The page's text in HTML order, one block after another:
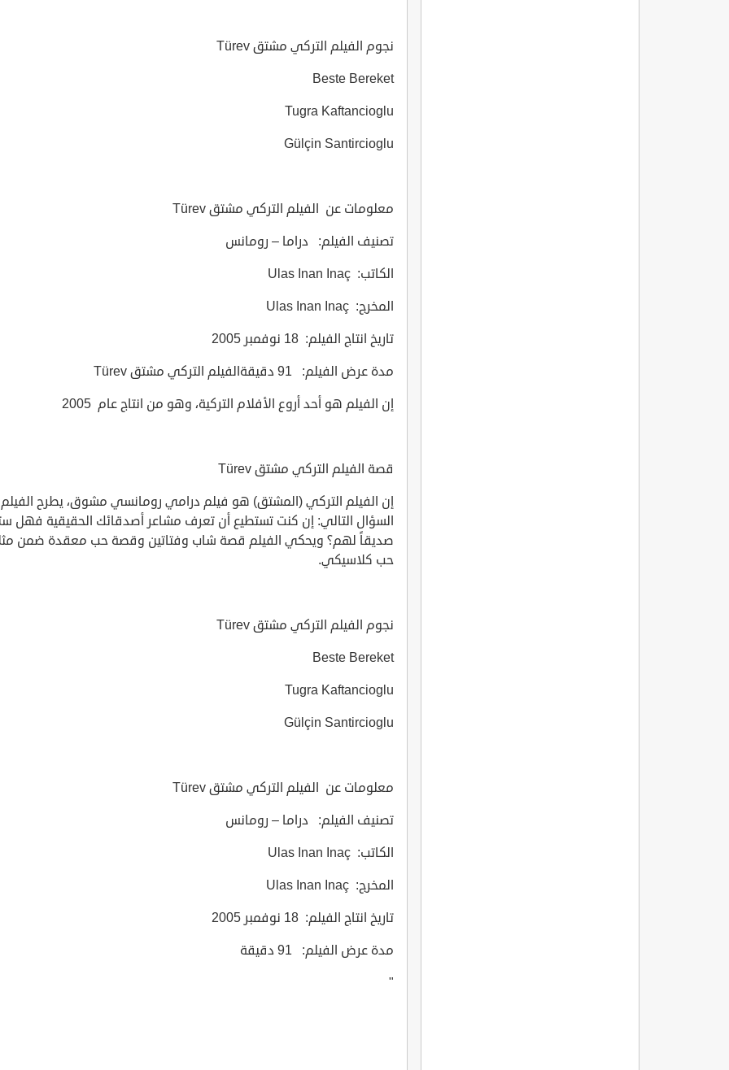
نجوم الفيلم التركي مشتق Türev
Beste Bereket
Tugra Kaftancioglu
Gülçin Santircioglu
معلومات عن الفيلم التركي مشتق Türev
تصنيف الفيلم: دراما – رومانس
الكاتب: Ulas Inan Inaç
المخرج: Ulas Inan Inaç
تاريخ انتاج الفيلم: 18 نوفمبر 2005
مدة عرض الفيلم: 91 دقيقةالفيلم التركي مشتق Türev
إن الفيلم هو أحد أروع الأفلام التركية، وهو من انتاج عام 2005
قصة الفيلم التركي مشتق Türev
إن الفيلم التركي (المشتق) هو فيلم درامي رومانسي مشوق، يطرح الفيلم
السؤال التالي: إن كنت تستطيع أن تعرف مشاعر أصدقائك الحقيقية فهل
صديقاً لهم؟ ويحكي الفيلم قصة شاب وفتاتين وقصة حب معقدة ضمن
حب كلاسيكي.
نجوم الفيلم التركي مشتق Türev
Beste Bereket
Tugra Kaftancioglu
Gülçin Santircioglu
معلومات عن الفيلم التركي مشتق Türev
تصنيف الفيلم: دراما – رومانس
الكاتب: Ulas Inan Inaç
المخرج: Ulas Inan Inaç
تاريخ انتاج الفيلم: 18 نوفمبر 2005
مدة عرض الفيلم: 91 دقيقة
"